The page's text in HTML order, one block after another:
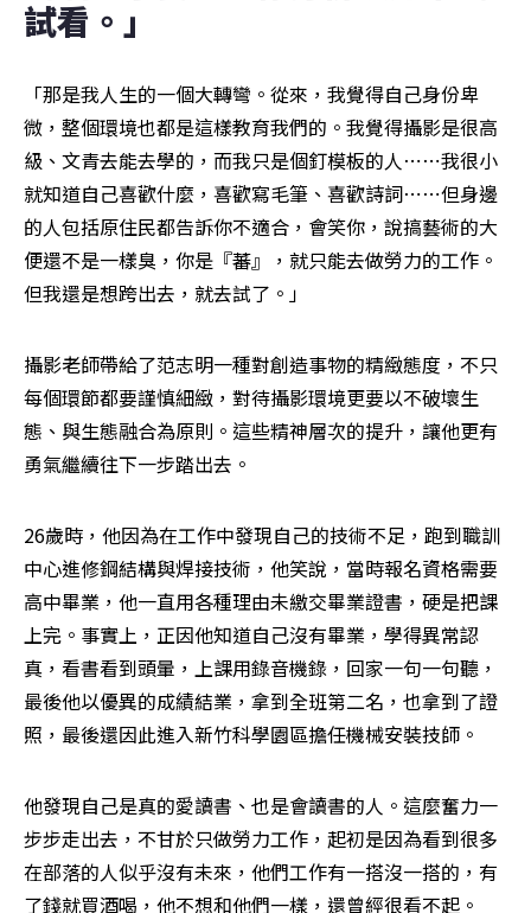
試看。」
「那是我人生的一個大轉彎。從來，我覺得自己身份卑
微，整個環境也都是這樣教育我們的。我覺得攝影是很高
級、文青去能去學的，而我只是個釘模板的人⋯⋯我很小
就知道自己喜歡什麼，喜歡寫毛筆、喜歡詩詞⋯⋯但身邊
的人包括原住民都告訴你不適合，會笑你，說搞藝術的大
便還不是一樣臭，你是『蕃』，就只能去做勞力的工作。
但我還是想跨出去，就去試了。」
攝影老師帶給了范志明一種對創造事物的精緻態度，不只
每個環節都要謹慎細緻，對待攝影環境更要以不破壞生
態、與生態融合為原則。這些精神層次的提升，讓他更有
勇氣繼續往下一步踏出去。
26歲時，他因為在工作中發現自己的技術不足，跑到職訓
中心進修鋼結構與焊接技術，他笑說，當時報名資格需要
高中畢業，他一直用各種理由未繳交畢業證書，硬是把課
上完。事實上，正因他知道自己沒有畢業，學得異常認
真，看書看到頭暈，上課用錄音機錄，回家一句一句聽，
最後他以優異的成績結業，拿到全班第二名，也拿到了證
照，最後還因此進入新竹科學園區擔任機械安裝技師。
他發現自己是真的愛讀書、也是會讀書的人。這麼奮力一
步步走出去，不甘於只做勞力工作，起初是因為看到很多
在部落的人似乎沒有未來，他們工作有一搭沒一搭的，有
了錢就買酒喝，他不想和他們一樣，還曾經很看不起。